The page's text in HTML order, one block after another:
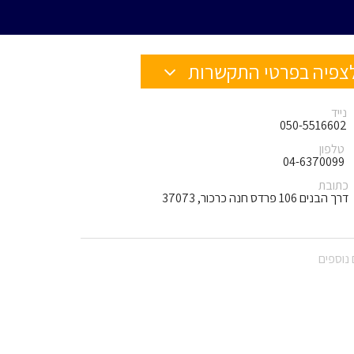
בפרטי התקשרות
נייד
050-5516602
טלפון
04-6370099
כתובת
דרך הבנים 106 פרדס חנה כרכור, 37073